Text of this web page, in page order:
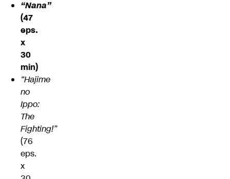
“Nana”
(47
eps.
x
30
min)
“Hajime
no
Ippo:
The
Fighting!”
(76
eps.
x